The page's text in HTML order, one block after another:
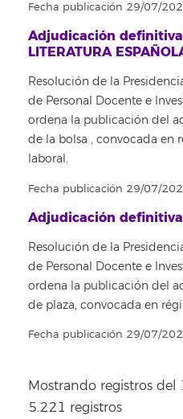
Fecha publicación 29/07/
Adjudicación
LITERATURA
Resolución de la
de Personal Docente e
ordena la publicación del
de la bolsa , convocada en
laboral.
Fecha publicación 29/07/
Adjudicación
Resolución de la
de Personal Docente e
ordena la publicación del
de plaza, convocada en
Fecha publicación 29/07/
Mostrando registros
5.221 registros